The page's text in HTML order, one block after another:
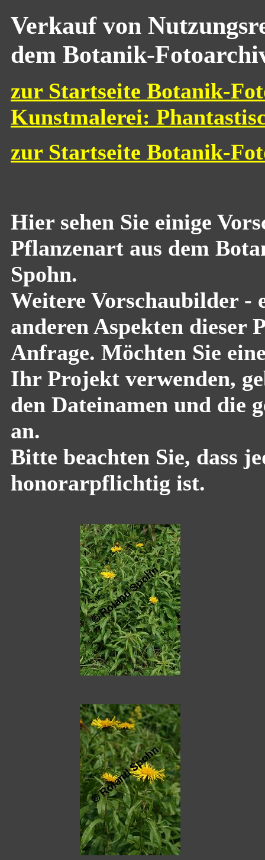
Verkauf von
dem Botanik-
zur Startseite Botanik-
Kunstmalerei:
zur Startseite Botanik-
Hier sehen Sie einige
Pflanzenart aus dem
Spohn.
Weitere Vorschaubilder -
anderen Aspekten dieser
Anfrage. Möchten Sie
Ihr Projekt verwenden,
den Dateinamen und die
an.
Bitte beachten Sie, dass
honorarpflichtig ist.